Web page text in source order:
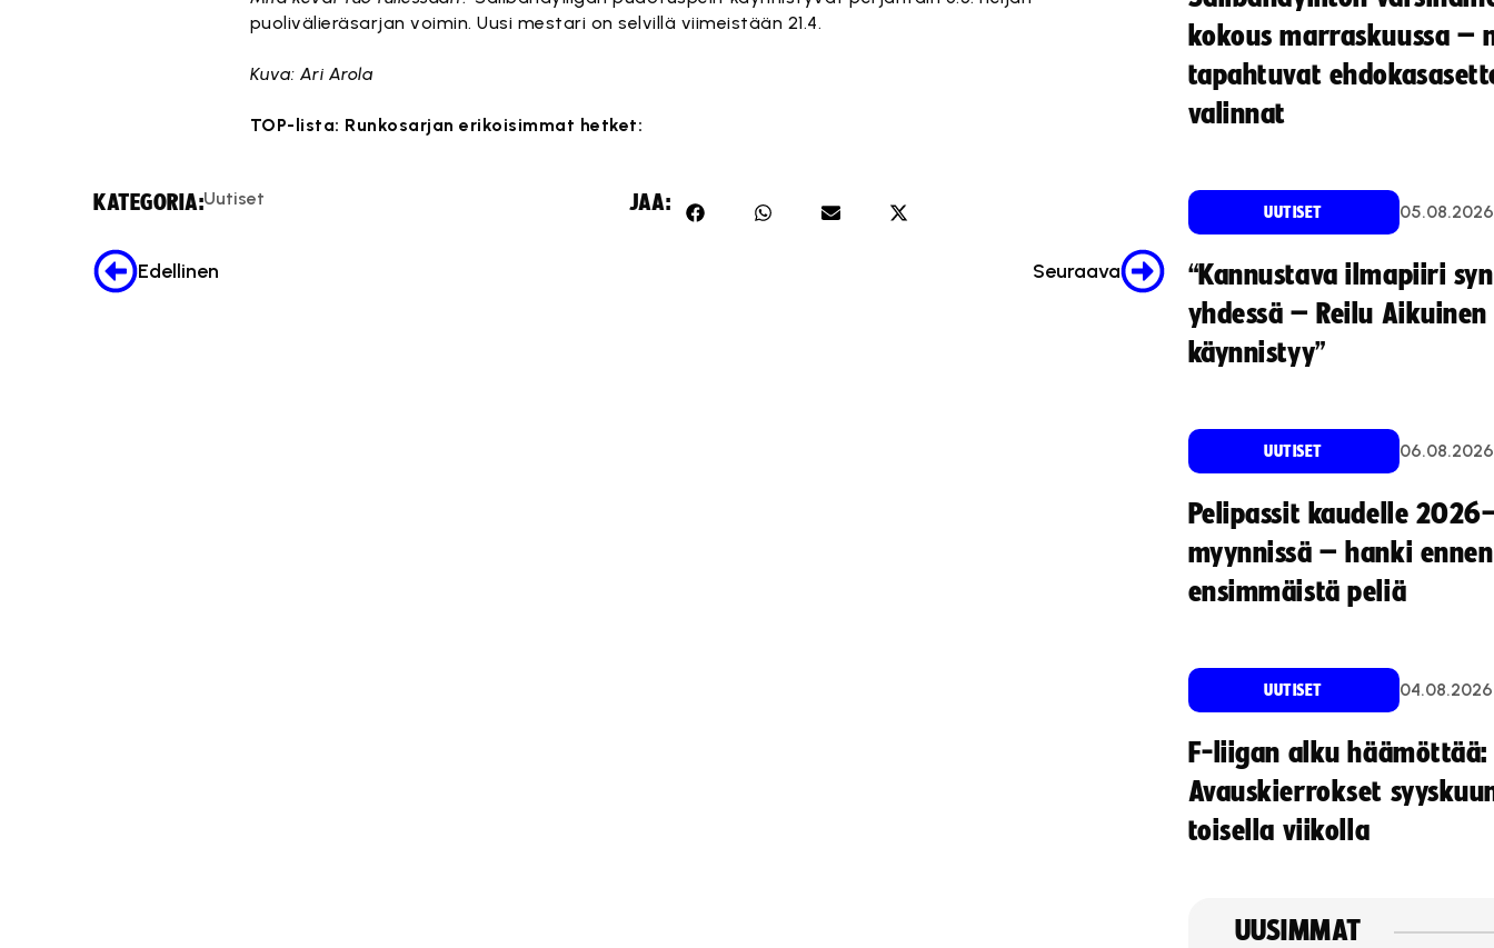
puolivälieräsarjan voimin. Uusi mestari on selvillä viimeistään 21.4.
Kuva: Ari Arola
TOP-lista: Runkosarjan erikoisimmat hetket:
KATEGORIA:Uutiset JAA:
Edellinen Seuraava
kokous marraskuussa –
tapahtuvat
valinnat
UUTISET 05.08.2026
“Kannustava ilmapiiri
yhdessä – Reilu
käynnistyy”
UUTISET 06.08.2026
Pelipassit kaudelle
myynnissä – hanki ennen
ensimmäistä peliä
UUTISET 04.08.2026
F-liigan alku häämöttää:
Avauskierrokset
toisella viikolla
UUSIMMAT